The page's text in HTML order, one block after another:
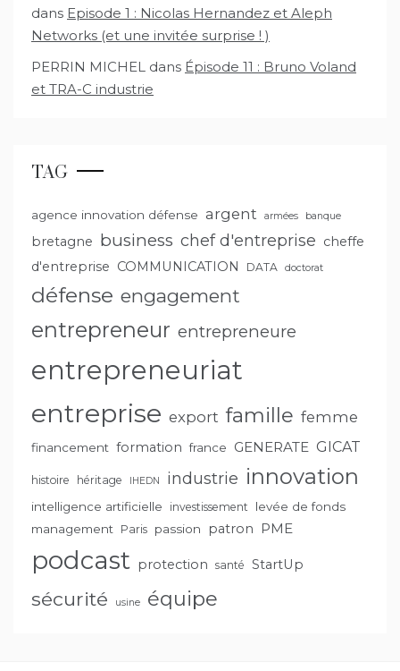
dans Episode 1 : Nicolas Hernandez et Aleph
Networks (et une invitée surprise ! )
PERRIN MICHEL dans Épisode 11 : Bruno Voland
et TRA-C industrie
TAG
agence innovation défense argent armées banque
bretagne business chef d'entreprise cheffe
d'entreprise COMMUNICATION DATA doctorat
défense engagement
entrepreneur entrepreneure
entrepreneuriat
entreprise export famille femme
financement formation france GENERATE GICAT
histoire héritage IHEDN industrie innovation
intelligence artificielle investissement
levée de fonds
management
Paris passion patron PME
podcast protection santé StartUp
sécurité usine équipe